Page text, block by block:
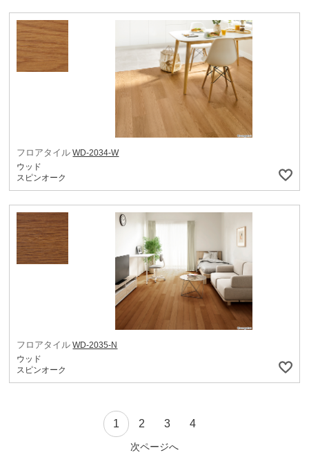
フロアタイル WD-2034-W
ウッド
スピンオーク
フロアタイル WD-2035-N
ウッド
スピンオーク
1 2 3 4
次ページへ